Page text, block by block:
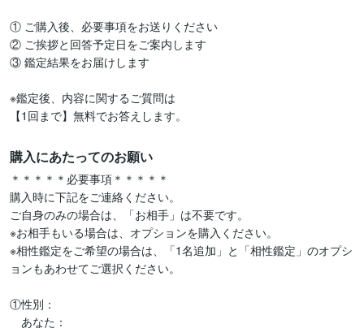
① ご購入後、必要事項をお送りください
② ご挨拶と回答予定日をご案内します
③ 鑑定結果をお届けします
※鑑定後、内容に関するご質問は
【1回まで】無料でお答えします。
購入にあたってのお願い
＊＊＊＊＊必要事項＊＊＊＊＊
購入時に下記をご連絡ください。
ご自身のみの場合は、「お相手」は不要です。
※お相手もいる場合は、オプションを購入ください。
※相性鑑定をご希望の場合は、「1名追加」と「相性鑑定」のオプシ
ョンもあわせてご選択ください。
①性別：
あなた：